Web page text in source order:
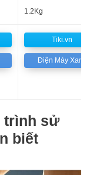
1.2Kg
Tiki.vn
Điện Máy Xanh
trình sử
biết